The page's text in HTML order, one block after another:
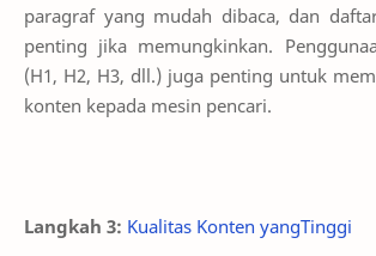
paragraf yang mudah dibaca, dan
penting jika memungkinkan.
(H1, H2, H3, dll.) juga penting untuk
konten kepada mesin pencari.
Langkah 3: Kualitas Konten yangTinggi